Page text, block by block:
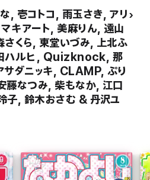
, 壱コトコ, 雨玉さき, アリ
キアート, 美麻りん, 遠山
くら, 東堂いづみ, 上北ふ
ハルヒ, Quizknock, 那
サダニッキ, CLAMP, ぷり
藤なつみ, 柴もなか, 江口
子, 鈴木おさむ & 丹沢ユ